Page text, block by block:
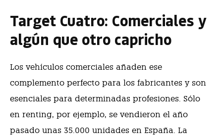
Target Cuatro: Comerciales y
algún que otro capricho
Los vehículos comerciales añaden ese
complemento perfecto para los fabricantes y son
esenciales para determinadas profesiones. Sólo
en renting, por ejemplo, se vendieron el año
pasado unas 35.000 unidades en España. La